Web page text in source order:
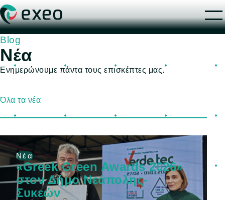
Blog
Νέα
Ενημερώνουμε πάντα τους επισκέπτες μας.
Όλα τα νέα
Νέα
«Greek Green Awards 2026»
στον Δήμο Νεάπολης-
Συκεών